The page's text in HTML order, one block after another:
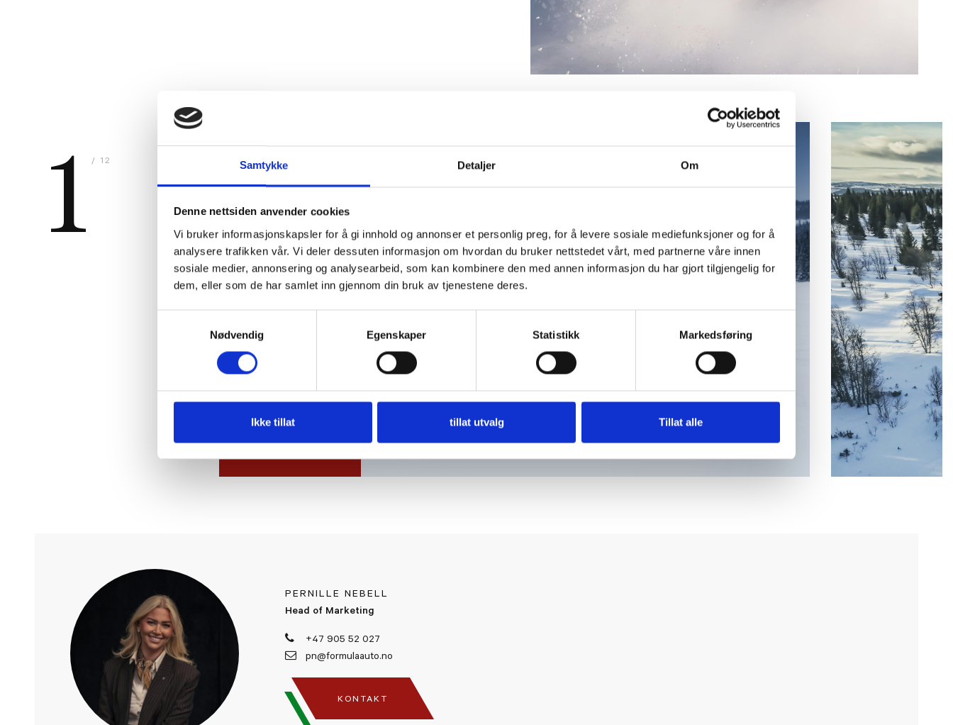
Samtykke Detaljer Om
Denne nettsiden anvender cookies
Vi bruker informasjonskapsler for å gi innhold og annonser et personlig preg, for å levere sosiale mediefunksjoner og for å
analysere trafikken vår. Vi deler dessuten informasjon om hvordan du bruker nettstedet vårt, med partnerne våre innen
sosiale medier, annonsering og analysearbeid, som kan kombinere den med annen informasjon du har gjort tilgjengelig for
dem, eller som de har samlet inn gjennom din bruk av tjenestene deres.
Nødvendig
Egenskaper Statistikk Markedsføring
Ikke tillat tillat utvalg Tillat alle
1 / 12
PERNILLE NEBELL
Head of Marketing
+47 905 52 027
pn@formulaauto.no
KONTAKT